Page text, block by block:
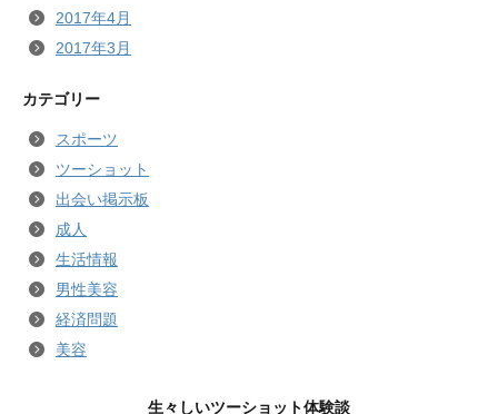
2017年4月
2017年3月
カテゴリー
スポーツ
ツーショット
出会い掲示板
成人
生活情報
男性美容
経済問題
美容
生々しいツーショット体験談